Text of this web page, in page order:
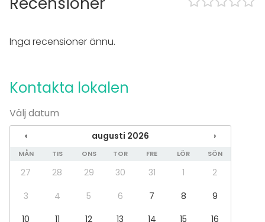
Whiteboard / Blädderblock
Evenemang
Spa / relax / bastu
Möte
Konferens
Mässa / Utställning
Föreställning / show
Rekreation
Stuga / boende
Upplevelse / aktivitet
Inga recensioner ännu.
Kontakta lokalen
Välj datum
‹ augusti 2026 ›
MÅN TIS ONS TOR FRE LÖR SÖN
27 28 29 30 31 1
2
3
4 5 6 7 8
9
10
11 12 13 14 15
16